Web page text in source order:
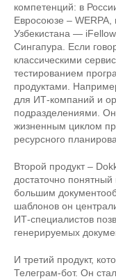
компетенций: в
Евросоюзе – WERPA,
Узбекистана —
Сингапура. Если
классическими
тестированием
продуктами.
для ИТ-компаний и
подразделениями.
жизненным циклом
ресурсного
Второй продукт –
достаточно
большим
шаблонов он
ИТ-специалистов
генерируемых
И третий продукт,
Телеграм-бот. Он